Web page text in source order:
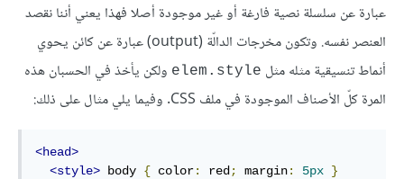
عبارة عن سلسلة نصية فارغة أو غير موجودة أصلا فهذا يعني أننا نقصد
العنصر نفسه. وتكون مخرجات الدالّة (output) عبارة عن كائن يحوي
أنماط تنسيقية مثله مثل elem.style ولكن يأخذ في الحسبان هذه
المرة كلّ الأصناف الموجودة في ملف CSS. وفيما يلي مثال على ذلك:
<head>
<style> body { color: red ; margin: 5px }